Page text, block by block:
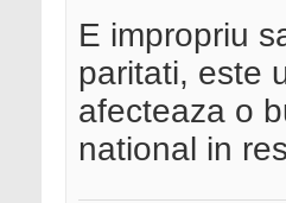
E impropriu
paritati, este
afecteaza o
national in